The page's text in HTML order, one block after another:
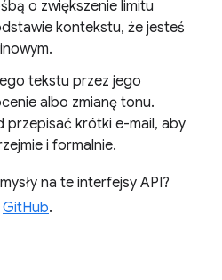
o zwiększenie limitu
kontekstu, że jesteś
tekstu przez jego
albo zmianę tonu.
przepisać krótki e-mail, aby
i formalnie.
na te interfejsy API?
GitHub.